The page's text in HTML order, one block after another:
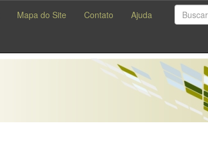
Mapa do Site Contato Ajuda